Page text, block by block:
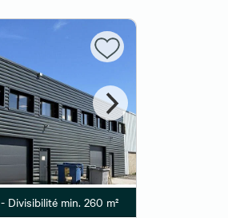
- Divisibilité min. 260 m²